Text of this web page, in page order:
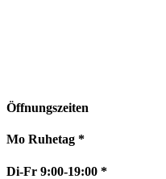
Öffnungszeiten
Mo Ruhetag *
Di-Fr 9:00-19:00 *